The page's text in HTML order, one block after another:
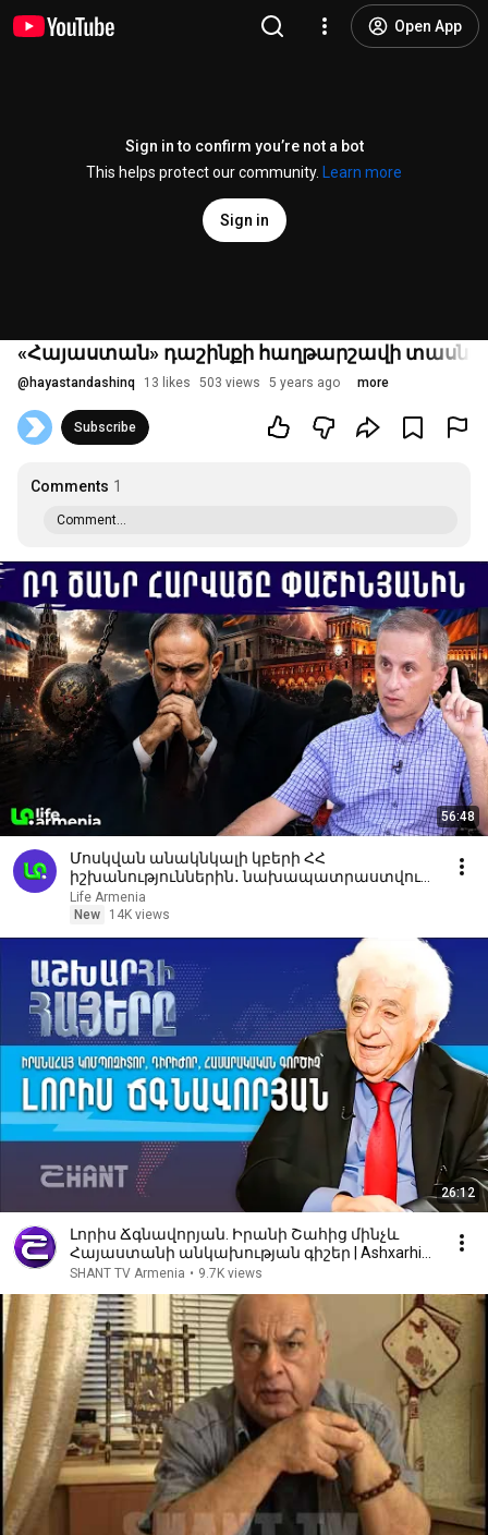
Open App
Sign in to confirm you’re not a bot
This helps protect our community.
Learn more
Sign in
«Հայաստան» դաշինքի հաղթարշավի
@ hayastandashinq 13 likes 503 views 5 years ago more
Subscribe
Comments 1
Comment...
56:48
Մոսկվան անակնկալի կբերի ՀՀ
իշխանություններին․ նախապատրաստվում
են․ Հայկ Այվազյան
Life Armenia
New
14K views
26:12
Լորիս Ճգնավորյան. Իրանի Շահից մինչև
Հայաստանի անկախության գիշեր | Ashxarhi
Hayer, Loris Tjeknavorian
SHANT TV Armenia • 9.7K views